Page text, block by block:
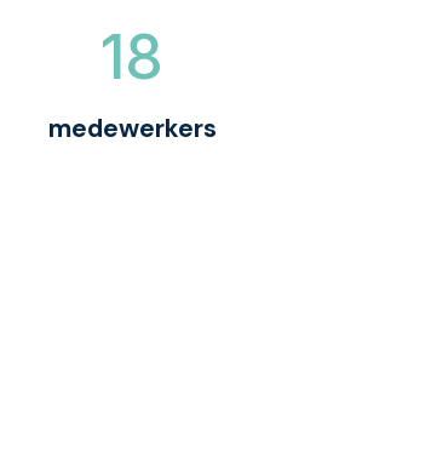
18
medewerkers